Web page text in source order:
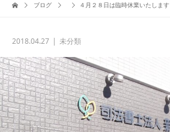
ブログ ４月２８日は臨時休業いたします
2018.04.27 未分類